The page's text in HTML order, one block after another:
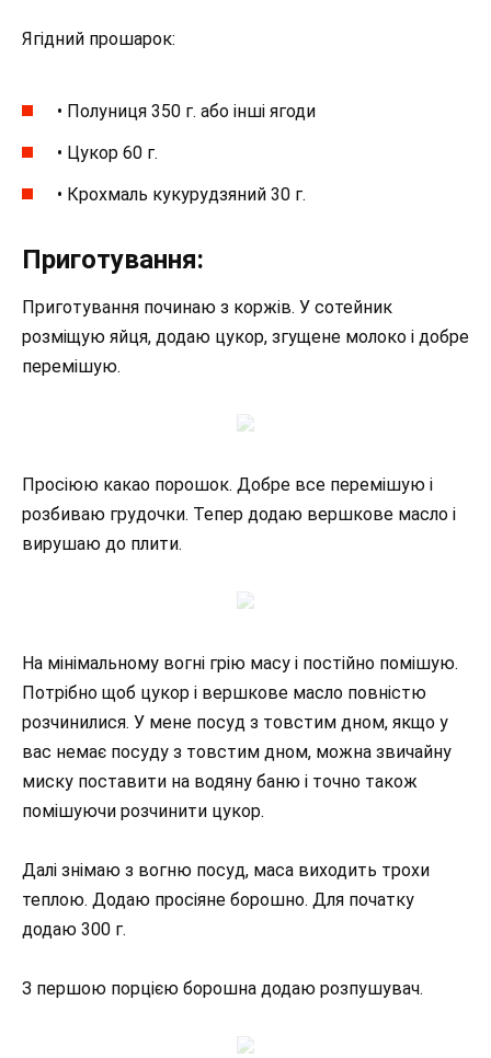
Ягідний прошарок:
• Полуниця 350 г. або інші ягоди
• Цукор 60 г.
• Крохмаль кукурудзяний 30 г.
Приготування:
Приготування починаю з коржів. У сотейник
розміщую яйця, додаю цукор, згущене молоко і добре
перемішую.
Просіюю какао порошок. Добре все перемішую і
розбиваю грудочки. Тепер додаю вершкове масло і
вирушаю до плити.
На мінімальному вогні грію масу і постійно помішую.
Потрібно щоб цукор і вершкове масло повністю
розчинилися. У мене посуд з товстим дном, якщо у
вас немає посуду з товстим дном, можна звичайну
миску поставити на водяну баню і точно також
помішуючи розчинити цукор.
Далі знімаю з вогню посуд, маса виходить трохи
теплою. Додаю просіяне борошно. Для початку
додаю 300 г.
З першою порцією борошна додаю розпушувач.